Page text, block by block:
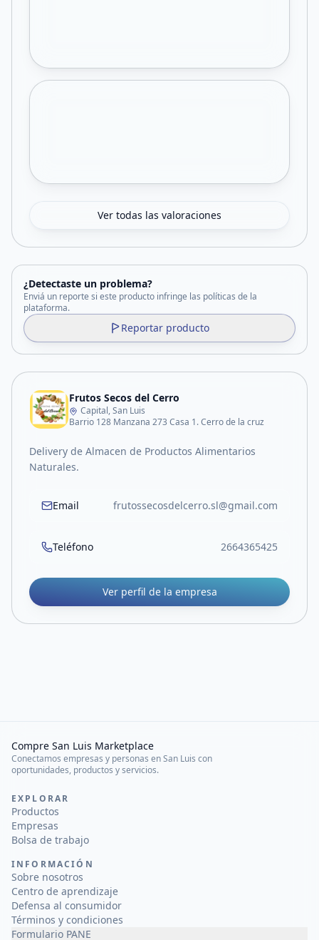
Ver todas las valoraciones
¿Detectaste un problema?
Enviá un reporte si este producto infringe las políticas de la
plataforma.
Reportar producto
Frutos Secos del Cerro
Capital, San Luis
Barrio 128 Manzana 273 Casa 1. Cerro de la cruz
Delivery de Almacen de Productos Alimentarios
Naturales.
Email frutossecosdelcerro.sl@gmail.com
Teléfono 2664365425
Ver perfil de la empresa
Compre San Luis Marketplace
Conectamos empresas y personas en San Luis con
oportunidades, productos y servicios.
EXPLORAR
Productos
Empresas
Bolsa de trabajo
INFORMACIÓN
Sobre nosotros
Centro de aprendizaje
Defensa al consumidor
Términos y condiciones
Formulario PANE